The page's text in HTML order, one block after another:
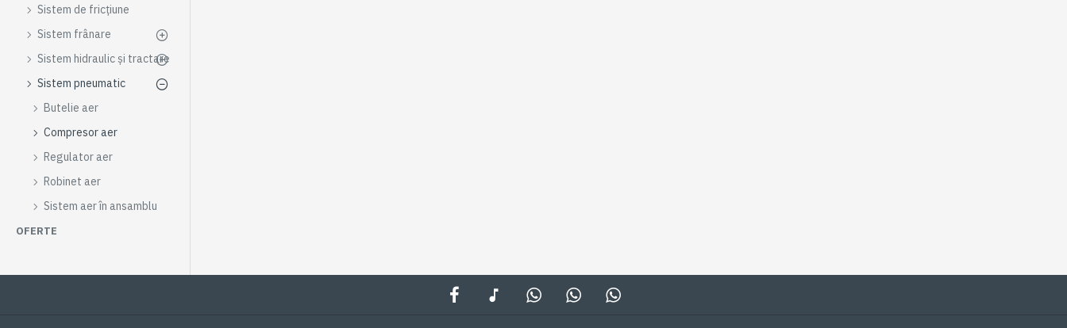
Sistem de fricțiune
Sistem frânare
Sistem hidraulic și tractare
Sistem pneumatic
Butelie aer
Compresor aer
Regulator aer
Robinet aer
Sistem aer în ansamblu
OFERTE